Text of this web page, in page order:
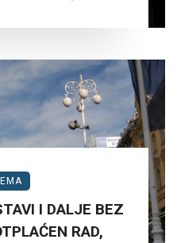
I DALJE BEZ
RAD,